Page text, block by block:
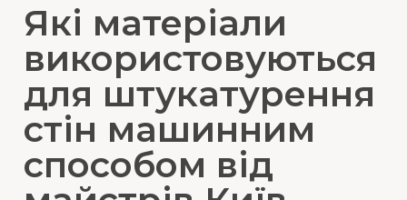
Які матеріали
використовуються
для штукатурення
стін машинним
способом від